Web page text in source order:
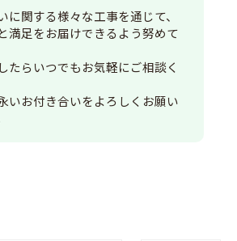
に関する様々な工事を通じて、
満足をお届けできるよう努めて
たらいつでもお気軽にご相談く
いお付き合いをよろしくお願い